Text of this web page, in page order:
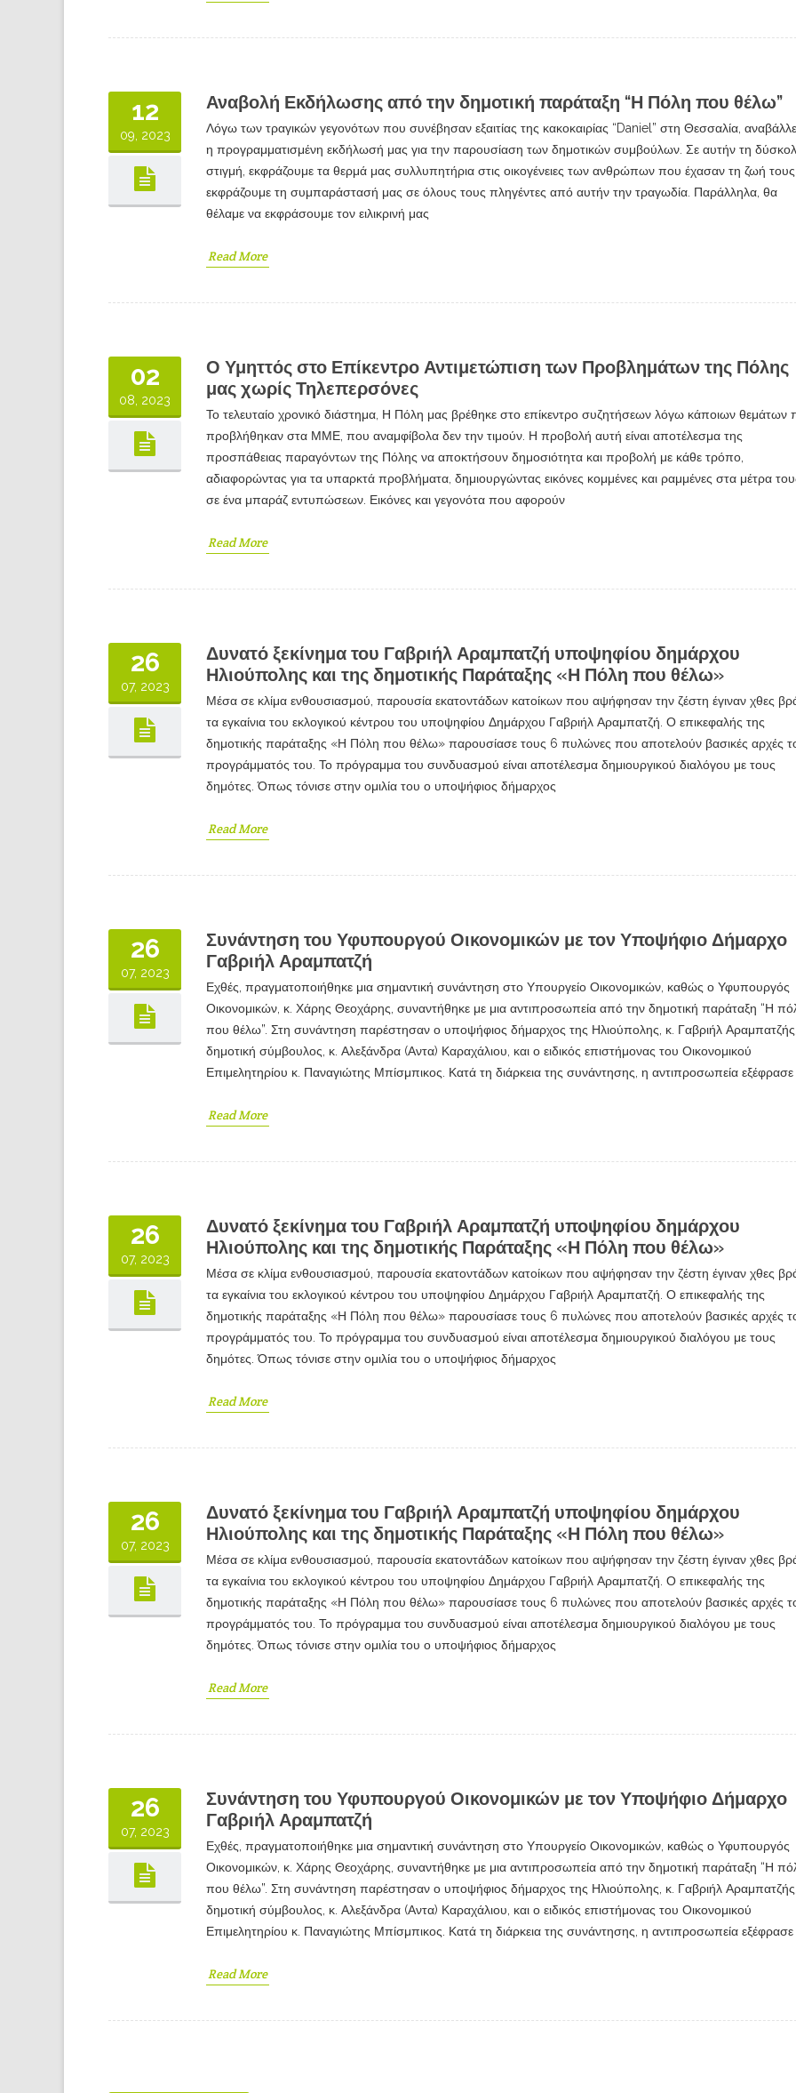
12
09, 2023
Αναβολή Εκδήλωσης από την δημοτική παράταξη “Η Πόλη που θέλω”
Λόγω των τραγικών γεγονότων που συνέβησαν εξαιτίας της κακοκαιρίας “Daniel” στη Θεσσαλία,
η προγραμματισμένη εκδήλωσή μας για την παρουσίαση των δημοτικών συμβούλων. Σε αυτήν τη
στιγμή, εκφράζουμε τα θερμά μας συλλυπητήρια στις οικογένειες των ανθρώπων που έχασαν τη ζωή τους
εκφράζουμε τη συμπαράστασή μας σε όλους τους πληγέντες από αυτήν την τραγωδία. Παράλληλα, θα
θέλαμε να εκφράσουμε τον ειλικρινή μας
Read More
02
08, 2023
Ο Υμηττός στο Επίκεντρο Αντιμετώπιση των Προβλημάτων της Πόλης
μας χωρίς Τηλεπερσόνες
Το τελευταίο χρονικό διάστημα, Η Πόλη μας βρέθηκε στο επίκεντρο συζητήσεων λόγω κάποιων θεμάτων
προβλήθηκαν στα ΜΜΕ, που αναμφίβολα δεν την τιμούν. Η προβολή αυτή είναι αποτέλεσμα της
προσπάθειας παραγόντων της Πόλης να αποκτήσουν δημοσιότητα και προβολή με κάθε τρόπο,
αδιαφορώντας για τα υπαρκτά προβλήματα, δημιουργώντας εικόνες κομμένες και ραμμένες στα μέτρα
σε ένα μπαράζ εντυπώσεων. Εικόνες και γεγονότα που αφορούν
Read More
26
07, 2023
Δυνατό ξεκίνημα του Γαβριήλ Αραμπατζή υποψηφίου δημάρχου
Ηλιούπολης και της δημοτικής Παράταξης «Η Πόλη που θέλω»
Μέσα σε κλίμα ενθουσιασμού, παρουσία εκατοντάδων κατοίκων που αψήφησαν την ζέστη έγιναν χθες
τα εγκαίνια του εκλογικού κέντρου του υποψηφίου Δημάρχου Γαβριήλ Αραμπατζή. Ο επικεφαλής της
δημοτικής παράταξης «Η Πόλη που θέλω» παρουσίασε τους 6 πυλώνες που αποτελούν βασικές αρχές
προγράμματός του. Το πρόγραμμα του συνδυασμού είναι αποτέλεσμα δημιουργικού διαλόγου με τους
δημότες. Όπως τόνισε στην ομιλία του ο υποψήφιος δήμαρχος
Read More
26
07, 2023
Συνάντηση του Υφυπουργού Οικονομικών με τον Υποψήφιο Δήμαρχο
Γαβριήλ Αραμπατζή
Εχθές, πραγματοποιήθηκε μια σημαντική συνάντηση στο Υπουργείο Οικονομικών, καθώς ο Υφυπουργός
Οικονομικών, κ. Χάρης Θεοχάρης, συναντήθηκε με μια αντιπροσωπεία από την δημοτική παράταξη “Η
που θέλω”. Στη συνάντηση παρέστησαν ο υποψήφιος δήμαρχος της Ηλιούπολης, κ. Γαβριήλ
δημοτική σύμβουλος, κ. Αλεξάνδρα (Αντα) Καραχάλιου, και ο ειδικός επιστήμονας του Οικονομικού
Επιμελητηρίου κ. Παναγιώτης Μπίσμπικος. Κατά τη διάρκεια της συνάντησης, η αντιπροσωπεία εξέφρασε
Read More
26
07, 2023
Δυνατό ξεκίνημα του Γαβριήλ Αραμπατζή υποψηφίου δημάρχου
Ηλιούπολης και της δημοτικής Παράταξης «Η Πόλη που θέλω»
Μέσα σε κλίμα ενθουσιασμού, παρουσία εκατοντάδων κατοίκων που αψήφησαν την ζέστη έγιναν χθες
τα εγκαίνια του εκλογικού κέντρου του υποψηφίου Δημάρχου Γαβριήλ Αραμπατζή. Ο επικεφαλής της
δημοτικής παράταξης «Η Πόλη που θέλω» παρουσίασε τους 6 πυλώνες που αποτελούν βασικές αρχές
προγράμματός του. Το πρόγραμμα του συνδυασμού είναι αποτέλεσμα δημιουργικού διαλόγου με τους
δημότες. Όπως τόνισε στην ομιλία του ο υποψήφιος δήμαρχος
Read More
26
07, 2023
Δυνατό ξεκίνημα του Γαβριήλ Αραμπατζή υποψηφίου δημάρχου
Ηλιούπολης και της δημοτικής Παράταξης «Η Πόλη που θέλω»
Μέσα σε κλίμα ενθουσιασμού, παρουσία εκατοντάδων κατοίκων που αψήφησαν την ζέστη έγιναν χθες
τα εγκαίνια του εκλογικού κέντρου του υποψηφίου Δημάρχου Γαβριήλ Αραμπατζή. Ο επικεφαλής της
δημοτικής παράταξης «Η Πόλη που θέλω» παρουσίασε τους 6 πυλώνες που αποτελούν βασικές αρχές
προγράμματός του. Το πρόγραμμα του συνδυασμού είναι αποτέλεσμα δημιουργικού διαλόγου με τους
δημότες. Όπως τόνισε στην ομιλία του ο υποψήφιος δήμαρχος
Read More
26
07, 2023
Συνάντηση του Υφυπουργού Οικονομικών με τον Υποψήφιο Δήμαρχο
Γαβριήλ Αραμπατζή
Εχθές, πραγματοποιήθηκε μια σημαντική συνάντηση στο Υπουργείο Οικονομικών, καθώς ο Υφυπουργός
Οικονομικών, κ. Χάρης Θεοχάρης, συναντήθηκε με μια αντιπροσωπεία από την δημοτική παράταξη “Η
που θέλω”. Στη συνάντηση παρέστησαν ο υποψήφιος δήμαρχος της Ηλιούπολης, κ. Γαβριήλ
δημοτική σύμβουλος, κ. Αλεξάνδρα (Αντα) Καραχάλιου, και ο ειδικός επιστήμονας του Οικονομικού
Επιμελητηρίου κ. Παναγιώτης Μπίσμπικος. Κατά τη διάρκεια της συνάντησης, η αντιπροσωπεία εξέφρασε
Read More